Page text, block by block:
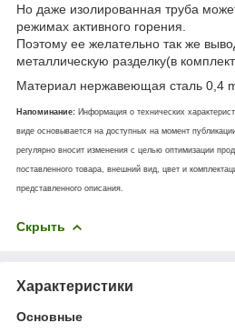
Но даже изолированная труба
режимах активного горения.
Поэтому ее желательно так же
металлическую разделку(в
Материал нержавеющая сталь 0,4
Напоминание: Информация о технических
виде основывается на доступных на момент
регулярно вносит изменения с целью оптимизации
поставленного товара, внешний вид, цвет и
представленного описания.
Скрыть
Характеристики
Основные